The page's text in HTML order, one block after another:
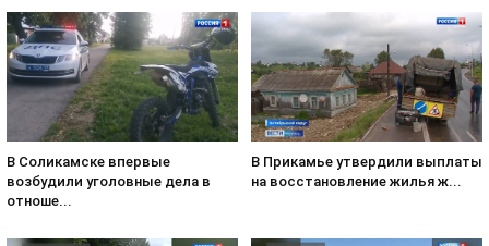
В Соликамске впервые
возбудили уголовные дела в
отноше...
В Прикамье утвердили выплаты
на восстановление жилья ж...